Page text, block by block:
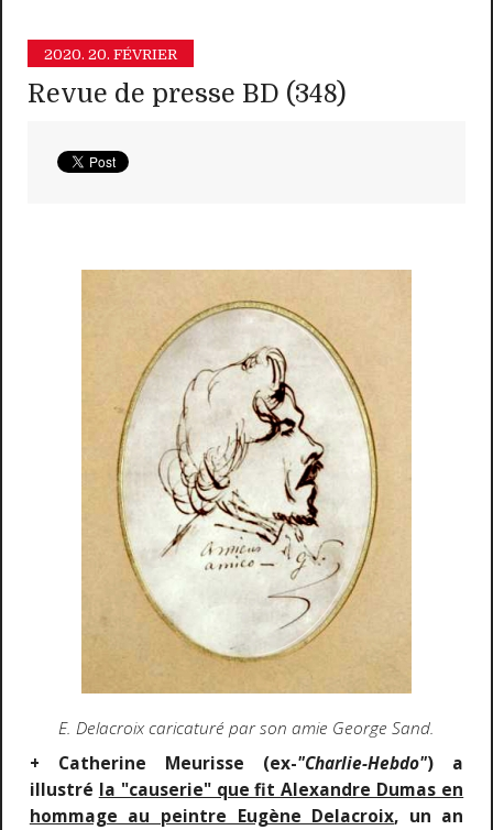
2020. 20. FÉVRIER
Revue de presse BD (348)
E. Delacroix caricaturé par son amie George Sand.
+ Catherine Meurisse (ex-"Charlie-Hebdo") a
illustré la "causerie" que fit Alexandre Dumas en
hommage au peintre Eugène Delacroix, un an